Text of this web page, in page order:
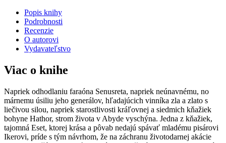
Popis knihy
Podrobnosti
Recenzie
O autorovi
Vydavateľstvo
Viac o knihe
Napriek odhodlaniu faraóna Senusreta, napriek neúnavnému, no
márnemu úsiliu jeho generálov, hľadajúcich vinníka zla a zlato s
liečivou silou, napriek starostlivosti kráľovnej a siedmich kňažiek
bohyne Hathor, strom života v Abyde vyschýna. Jedna z kňažiek,
tajomná Eset, ktorej krása a pôvab nedajú spávať mladému pisárovi
Ikerovi, príde s tým návrhom, že na záchranu životodarnej akácie